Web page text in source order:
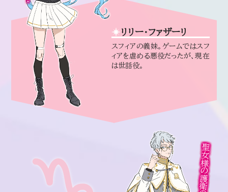
リリー・ファザーリ
スフィアの義妹。ゲームではスフ
ィアを虐める悪役だったが、現在
は世話役。